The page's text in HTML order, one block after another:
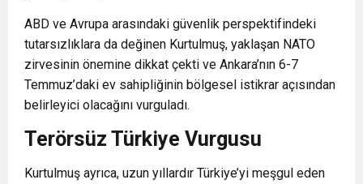
ABD ve Avrupa arasındaki güvenlik perspektifindeki
tutarsızlıklara da değinen Kurtulmuş, yaklaşan NATO
zirvesinin önemine dikkat çekti ve Ankara’nın 6-7
Temmuz’daki ev sahipliğinin bölgesel istikrar açısından
belirleyici olacağını vurguladı.
Terörsüz Türkiye Vurgusu
Kurtulmuş ayrıca, uzun yıllardır Türkiye’yi meşgul eden